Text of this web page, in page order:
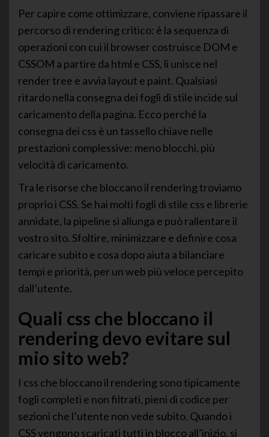
Per capire come ottimizzare, conviene ripassare il
percorso di rendering critico: è la sequenza di
operazioni con cui il browser costruisce DOM e
CSSOM a partire da html e CSS, li unisce nel
render tree e avvia layout e paint. Qualsiasi
ritardo nella consegna dei fogli di stile incide sul
caricamento della pagina. Ecco perché la
consegna dei css è un tassello chiave nelle
prestazioni complessive: meno blocchi, più
velocità di caricamento.
Tra le risorse che bloccano il rendering troviamo
proprio i CSS. Se hai molti fogli di stile css e librerie
annidate, la pipeline si allunga e può rallentare il
vostro sito. Sfoltire, minimizzare e definire cosa
caricare subito e cosa dopo aiuta a bilanciare
tempi e priorità, per un web più veloce percepito
dall’utente.
Quali css che bloccano il
rendering devo evitare sul
mio sito web?
I css che bloccano il rendering sono tipicamente
fogli completi e non filtrati, pieni di codice per
sezioni che l’utente non vede subito. Quando i
CSS vengono scaricati tutti in blocco all’inizio, si